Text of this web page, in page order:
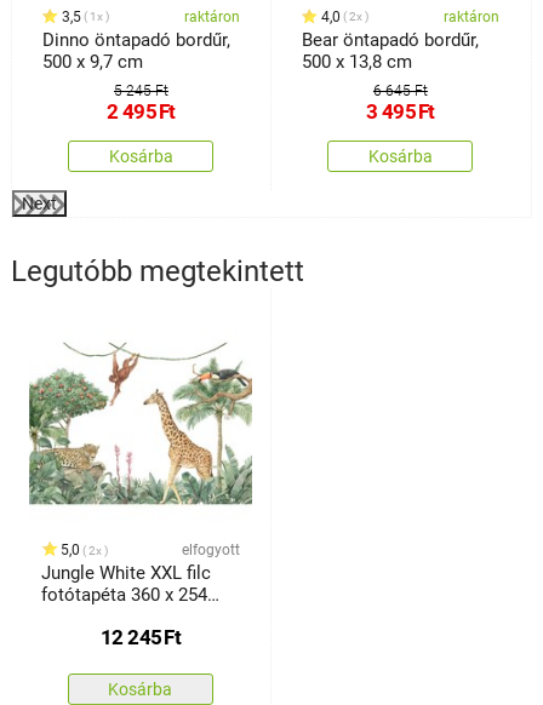
3,5 1x raktáron
Dinno öntapadó bordűr,
500 x 9,7 cm
5 245 Ft
2 495Ft
Kosárba
4,0 2x raktáron
Bear öntapadó bordűr,
500 x 13,8 cm
6 645 Ft
3 495Ft
Kosárba
Next
Legutóbb megtekintett
5,0 2x elfogyott
Jungle White XXL filc
fotótapéta 360 x 254
12 245Ft
Kosárba